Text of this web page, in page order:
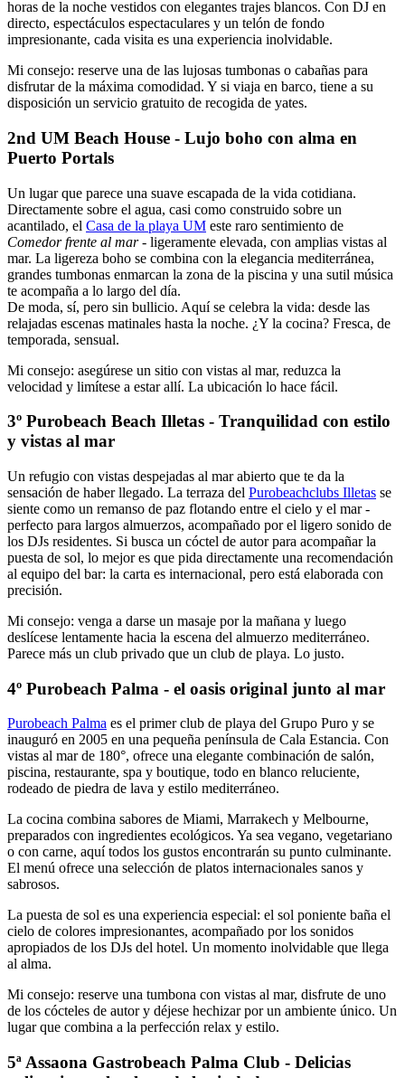
horas de la noche vestidos con elegantes trajes blancos. Con DJ en
directo, espectáculos espectaculares y un telón de fondo
impresionante, cada visita es una experiencia inolvidable.
Mi consejo: reserve una de las lujosas tumbonas o cabañas para
disfrutar de la máxima comodidad. Y si viaja en barco, tiene a su
disposición un servicio gratuito de recogida de yates.
2nd UM Beach House - Lujo boho con alma en
Puerto Portals
Un lugar que parece una suave escapada de la vida cotidiana.
Directamente sobre el agua, casi como construido sobre un
acantilado, el Casa de la playa UM este raro sentimiento de
Comedor frente al mar- ligeramente elevada, con amplias vistas al
mar. La ligereza boho se combina con la elegancia mediterránea,
grandes tumbonas enmarcan la zona de la piscina y una sutil música
te acompaña a lo largo del día.
De moda, sí, pero sin bullicio. Aquí se celebra la vida: desde las
relajadas escenas matinales hasta la noche. ¿Y la cocina? Fresca, de
temporada, sensual.
Mi consejo: asegúrese un sitio con vistas al mar, reduzca la
velocidad y limítese a estar allí. La ubicación lo hace fácil.
3º Purobeach Beach Illetas - Tranquilidad con estilo
y vistas al mar
Un refugio con vistas despejadas al mar abierto que te da la
sensación de haber llegado. La terraza del Purobeachclubs Illetas se
siente como un remanso de paz flotando entre el cielo y el mar -
perfecto para largos almuerzos, acompañado por el ligero sonido de
los DJs residentes. Si busca un cóctel de autor para acompañar la
puesta de sol, lo mejor es que pida directamente una recomendación
al equipo del bar: la carta es internacional, pero está elaborada con
precisión.
Mi consejo: venga a darse un masaje por la mañana y luego
deslícese lentamente hacia la escena del almuerzo mediterráneo.
Parece más un club privado que un club de playa. Lo justo.
4º Purobeach Palma - el oasis original junto al mar
Purobeach Palma es el primer club de playa del Grupo Puro y se
inauguró en 2005 en una pequeña península de Cala Estancia. Con
vistas al mar de 180°, ofrece una elegante combinación de salón,
piscina, restaurante, spa y boutique, todo en blanco reluciente,
rodeado de piedra de lava y estilo mediterráneo.
La cocina combina sabores de Miami, Marrakech y Melbourne,
preparados con ingredientes ecológicos. Ya sea vegano, vegetariano
o con carne, aquí todos los gustos encontrarán su punto culminante.
El menú ofrece una selección de platos internacionales sanos y
sabrosos.
La puesta de sol es una experiencia especial: el sol poniente baña el
cielo de colores impresionantes, acompañado por los sonidos
apropiados de los DJs del hotel. Un momento inolvidable que llega
al alma.
Mi consejo: reserve una tumbona con vistas al mar, disfrute de uno
de los cócteles de autor y déjese hechizar por un ambiente único. Un
lugar que combina a la perfección relax y estilo.
5ª Assaona Gastrobeach Palma Club - Delicias